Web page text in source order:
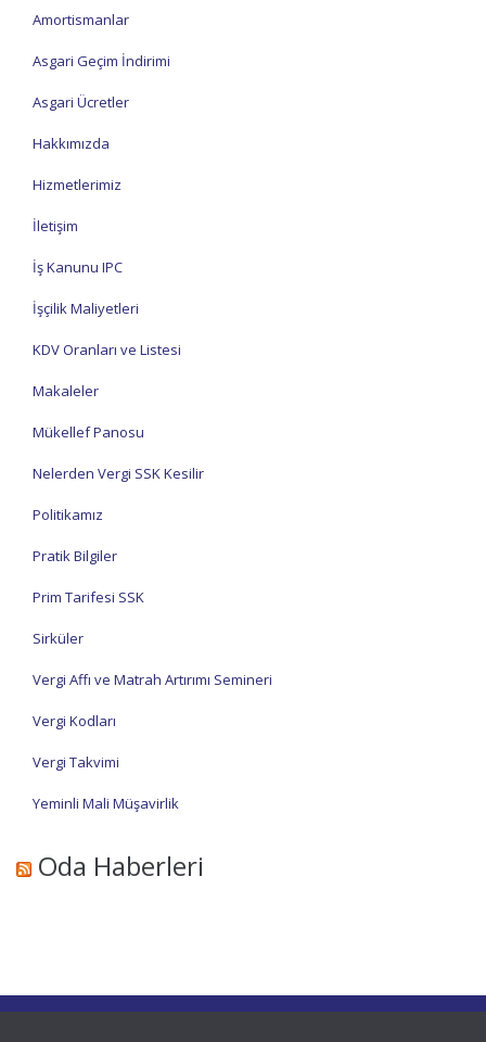
Amortismanlar
Asgari Geçim İndirimi
Asgari Ücretler
Hakkımızda
Hizmetlerimiz
İletişim
İş Kanunu IPC
İşçilik Maliyetleri
KDV Oranları ve Listesi
Makaleler
Mükellef Panosu
Nelerden Vergi SSK Kesilir
Politikamız
Pratik Bilgiler
Prim Tarifesi SSK
Sirküler
Vergi Affı ve Matrah Artırımı Semineri
Vergi Kodları
Vergi Takvimi
Yeminli Mali Müşavirlik
Oda Haberleri